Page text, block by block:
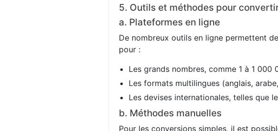
5. Outils et méthodes pour
a. Plateformes en ligne
De nombreux outils en ligne permettent
pour :
Les grands nombres, comme 1 à 1 000
Les formats multilingues (anglais,
Les devises internationales, telles que
b. Méthodes manuelles
Pour les conversions simples, il est